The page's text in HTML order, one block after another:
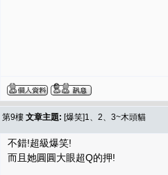
第9樓 文章主題: [爆笑]1、2、3~木頭貓
不錯!超級爆笑!
而且她圓圓大眼超Q的押!